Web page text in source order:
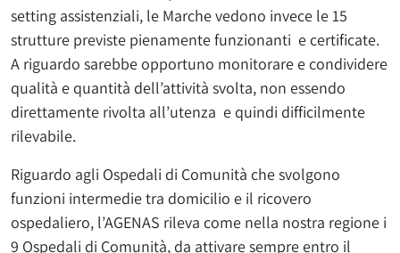
setting assistenziali, le Marche vedono invece le 15
strutture previste pienamente funzionanti e certificate.
A riguardo sarebbe opportuno monitorare e condividere
qualità e quantità dell’attività svolta, non essendo
direttamente rivolta all’utenza e quindi difficilmente
rilevabile.
Riguardo agli Ospedali di Comunità che svolgono
funzioni intermedie tra domicilio e il ricovero
ospedaliero, l’AGENAS rileva come nella nostra regione i
9 Ospedali di Comunità, da attivare sempre entro il